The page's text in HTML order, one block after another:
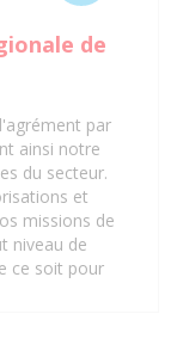
de
par
ainsi notre
du secteur.
et
missions de
niveau de
ce soit pour